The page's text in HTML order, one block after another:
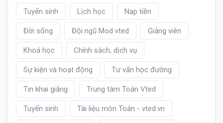
Tuyển sinh Lịch học Nạp tiền
Đời sống Đội ngũ Mod vted Giảng viên
Khoá học Chính sách, dịch vụ
Sự kiện và hoạt động Tư vấn học đường
Tin khai giảng Trung tâm Toán Vted
Tuyển sinh Tài liệu môn Toán - vted.vn